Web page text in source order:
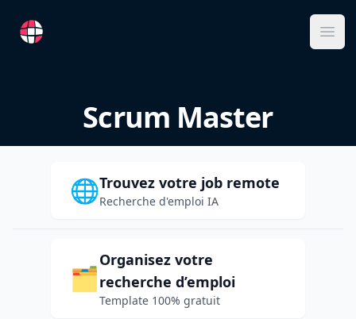
RemoteFR
Scrum Master
🌐Trouvez votre job remote
Recherche d'emploi IA
🗂️
Organisez votre
recherche d’emploi
Template 100% gratuit